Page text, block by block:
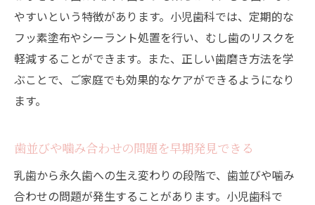
やすいという特徴があります。小児歯科では、定期的な
フッ素塗布やシーラント処置を行い、むし歯のリスクを
軽減することができます。また、正しい歯磨き方法を学
ぶことで、ご家庭でも効果的なケアができるようになり
ます。
歯並びや噛み合わせの問題を早期発見できる
乳歯から永久歯への生え変わりの段階で、歯並びや噛み
合わせの問題が発生することがあります。小児歯科で